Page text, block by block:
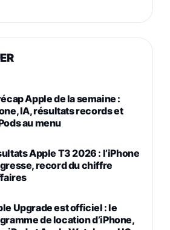
Apple de la semaine :
IA, résultats records et
au menu
Apple T3 2026 : l’iPhone
record du chiffre
Upgrade est officiel : le
de location d’iPhone,